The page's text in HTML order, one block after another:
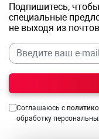
Подпишитесь,
специальные
не выходя из
Соглашаюсь с
обработку